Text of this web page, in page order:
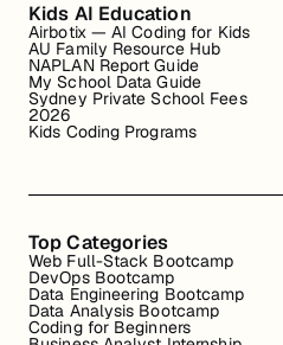
Kids AI Education
Airbotix — AI Coding for Kids
AU Family Resource Hub
NAPLAN Report Guide
My School Data Guide
Sydney Private School Fees
2026
Kids Coding Programs
Top Categories
Web Full-Stack Bootcamp
DevOps Bootcamp
Data Engineering Bootcamp
Data Analysis Bootcamp
Coding for Beginners